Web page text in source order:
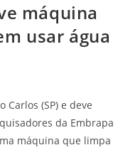
máquina
usar água
(SP) e deve
da Embrapa
máquina que limpa